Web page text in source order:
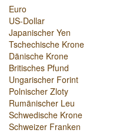
Euro
US-Dollar
Japanischer Yen
Tschechische Krone
Dänische Krone
Britisches Pfund
Ungarischer Forint
Polnischer Zloty
Rumänischer Leu
Schwedische Krone
Schweizer Franken